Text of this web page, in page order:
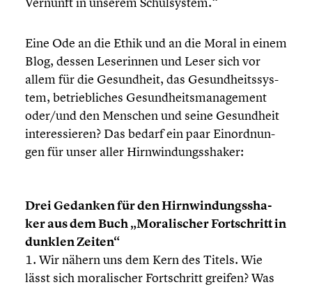
Eine Ode an die Ethik und an die Moral in einem
Blog, dessen Leserin­nen und Leser sich vor
allem für die Gesund­heit, das Gesund­heits­sys­
tem, betrieb­li­ches Gesundheits­management
oder/und den Menschen und seine Gesund­heit
inter­es­sie­ren? Das bedarf ein paar Einord­nun­
gen für unser aller Hirnwin­dungs­sha­ker:
Drei Gedanken für den Hirnwin­dungs­sha­
ker aus dem Buch „Morali­scher Fortschritt in
dunklen Zeiten“
1. Wir nähern uns dem Kern des Titels. Wie
lässt sich morali­scher Fortschritt greifen? Was